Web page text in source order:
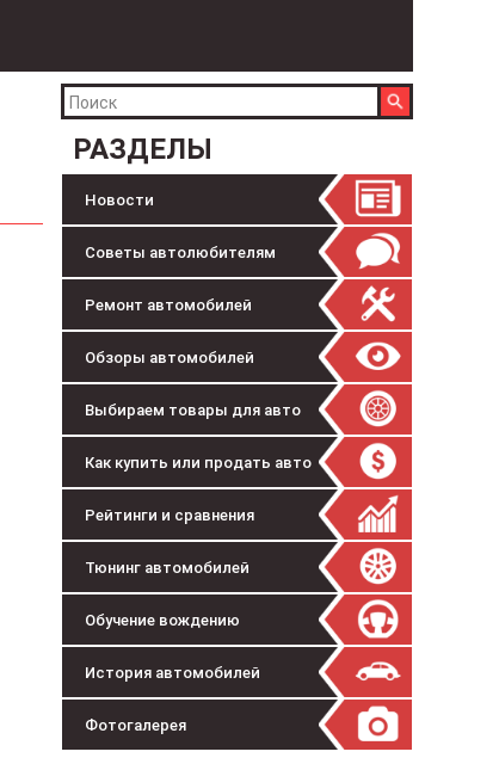
РАЗДЕЛЫ
Новости
Советы автолюбителям
Ремонт автомобилей
Обзоры автомобилей
Выбираем товары для авто
Как купить или продать авто
Рейтинги и сравнения
Тюнинг автомобилей
Обучение вождению
История автомобилей
Фотогалерея